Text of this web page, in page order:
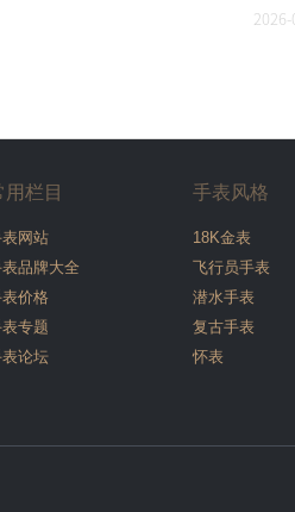
用栏目
网站
品牌大全
价格
专题
论坛
手表风格
18K金表
飞行员手表
潜水手表
复古手表
怀表